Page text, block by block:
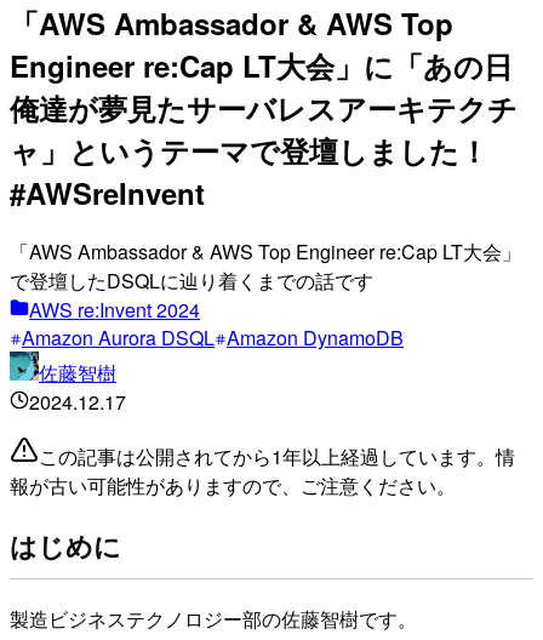
「AWS Ambassador & AWS Top
Engineer re:Cap LT大会」に「あの日
俺達が夢見たサーバレスアーキテクチ
ャ」というテーマで登壇しました！
#AWSreInvent
「AWS Ambassador & AWS Top Engineer re:Cap LT大会」
で登壇したDSQLに辿り着くまでの話です
AWS re:Invent 2024
Amazon Aurora DSQL Amazon DynamoDB
佐藤智樹
2024.12.17
この記事は公開されてから1年以上経過しています。情
報が古い可能性がありますので、ご注意ください。
はじめに
製造ビジネステクノロジー部の佐藤智樹です。